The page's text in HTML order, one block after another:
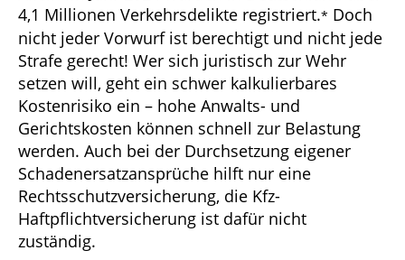
4,1 Millionen Verkehrsdelikte registriert.* Doch
nicht jeder Vorwurf ist berechtigt und nicht jede
Strafe gerecht! Wer sich juristisch zur Wehr
setzen will, geht ein schwer kalkulierbares
Kostenrisiko ein – hohe Anwalts- und
Gerichtskosten können schnell zur Belastung
werden. Auch bei der Durchsetzung eigener
Schadenersatzansprüche hilft nur eine
Rechtsschutzversicherung, die Kfz-
Haftpflichtversicherung ist dafür nicht
zuständig.